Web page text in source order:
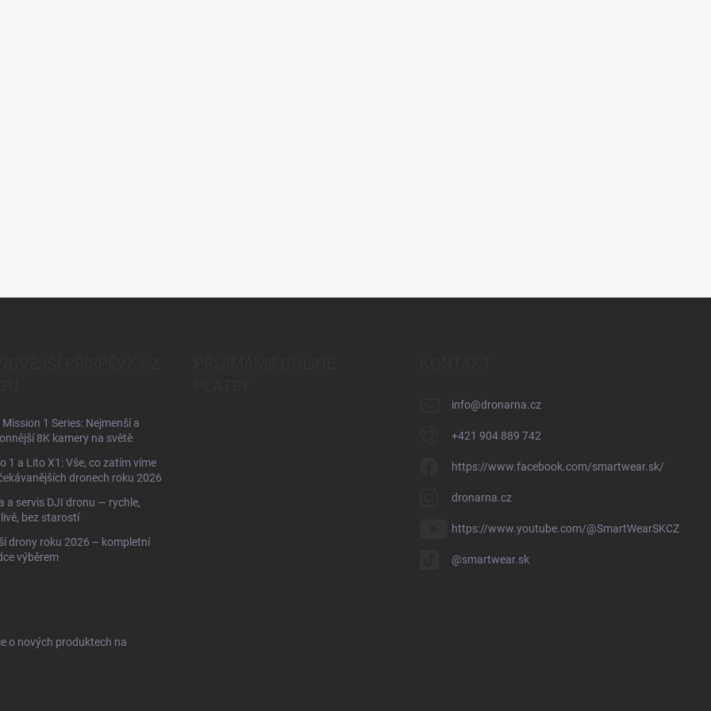
1 Series: Nejmenší a
8K kamery na světě
1 a Lito X1: Vše, co zatím víme
dronech roku 2026
a servis DJI dronu — rychle,
bez starostí
drony roku 2026 – kompletní
výběrem
info@dronarna.cz
+421 904 889 742
https://www.facebook.com/smartwear.sk/
dronarna.cz
https://www.youtube.com/@SmartWearSKCZ
@smartwear.sk
o nových produktech na